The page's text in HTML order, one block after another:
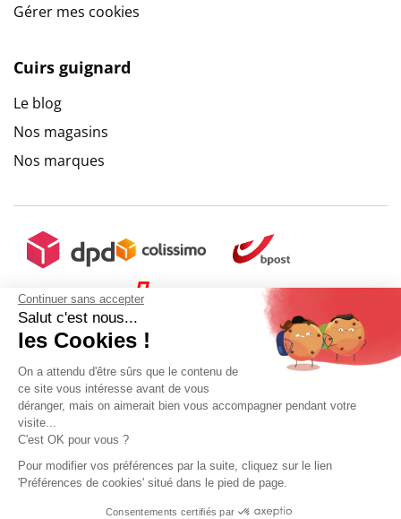
Continuer sans accepter
Salut c'est nous...
les Cookies !
On a attendu d'être sûrs que le contenu de
ce site vous intéresse avant de vous
déranger, mais on aimerait bien vous accompagner pendant votre
visite...
C'est OK pour vous ?
Pour modifier vos préférences par la suite, cliquez sur le lien
'Préférences de cookies' situé dans le pied de page.
Consentements certifiés par
Gérer mes cookies
Cuirs guignard
Le blog
Nos magasins
Nos marques